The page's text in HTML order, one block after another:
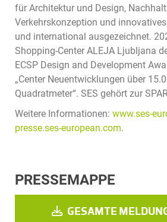
für Architektur und Design,
Verkehrskonzeption und
und international ausgezeichnet.
Shopping-Center ALEJA Ljubljana
ECSP Design and Development
„Center Neuentwicklungen über
Quadratmeter“. SES gehört zur
Weitere Informationen: www.ses-
presse.ses-european.com.
PRESSEMAPPE
GESAMTE